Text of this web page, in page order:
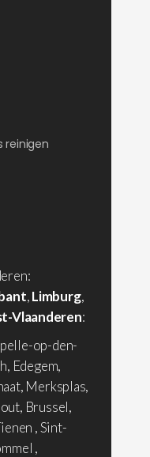
reinigen
,Limburg,
Vlaanderen:
op-den-
Edegem,
Merksplas,
Brussel,
, Sint-
,